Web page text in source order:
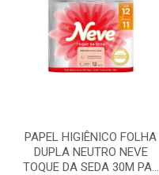
PAPEL HIGIÊNICO FOLHA
DUPLA NEUTRO NEVE
TOQUE DA SEDA 30M PA...